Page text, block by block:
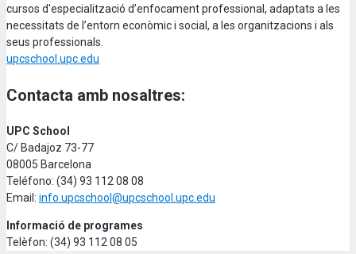
cursos d'especialització d’enfocament professional, adaptats a les
necessitats de l’entorn econòmic i social, a les organitzacions i als
seus professionals.
upcschool.upc.edu
Contacta amb nosaltres:
UPC School
C/ Badajoz 73-77
08005 Barcelona
Teléfono: (34) 93 112 08 08
Email: info.upcschool@upcschool.upc.edu
Informació de programes
Telèfon: (34) 93 112 08 05